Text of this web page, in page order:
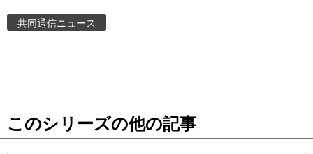
People
公式SNS
共同通信ニュース
このシリーズの他の記事